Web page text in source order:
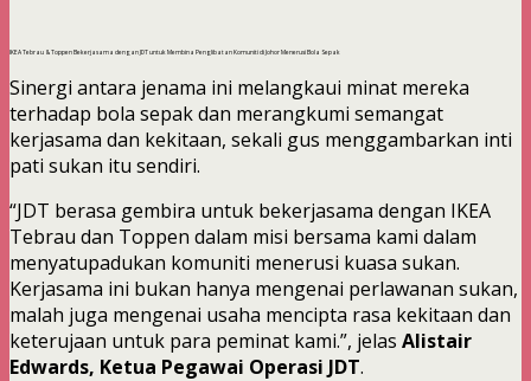
IKEA Tebrau & Toppen Bekerjasama dengan JDT untuk Membina Penglibatan Komuniti di Johor Menerusi Bola Sepak
Sinergi antara jenama ini melangkaui minat mereka
terhadap bola sepak dan merangkumi semangat
kerjasama dan kekitaan, sekali gus menggambarkan inti
pati sukan itu sendiri.
“JDT berasa gembira untuk bekerjasama dengan IKEA
Tebrau dan Toppen dalam misi bersama kami dalam
menyatupadukan komuniti menerusi kuasa sukan.
Kerjasama ini bukan hanya mengenai perlawanan sukan,
malah juga mengenai usaha mencipta rasa kekitaan dan
keterujaan untuk para peminat kami.”, jelas Alistair
Edwards, Ketua Pegawai Operasi JDT.